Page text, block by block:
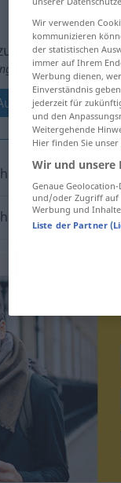
anklicken/antippen)
Ausdruck
Ausdrucksweise
Wir verwenden
kommunizieren
der statistischen
immer auf Ihrem
Werbung dienen,
Einverständnis
jederzeit für
und den
Weitergehende
Hier finden Sie unser
Wir und unsere
Genaue
und/oder Zugriff auf
Werbung und
Liste der Partner